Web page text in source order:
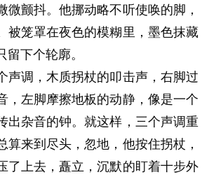
微颤抖。他挪动略不听使唤的脚，
被笼罩在夜色的模糊里，墨色抹藏
下个轮廓。
声调，木质拐杖的叩击声，右脚过
，左脚摩擦地板的动静，像是一个
杂音的钟。就这样，三个声调重
算来到尽头，忽地，他按住拐杖，
了上去，矗立，沉默的盯着十步外